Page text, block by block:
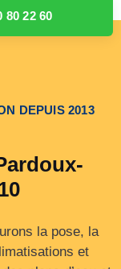
80 22 60
DEPUIS 2013
la pose, la
et